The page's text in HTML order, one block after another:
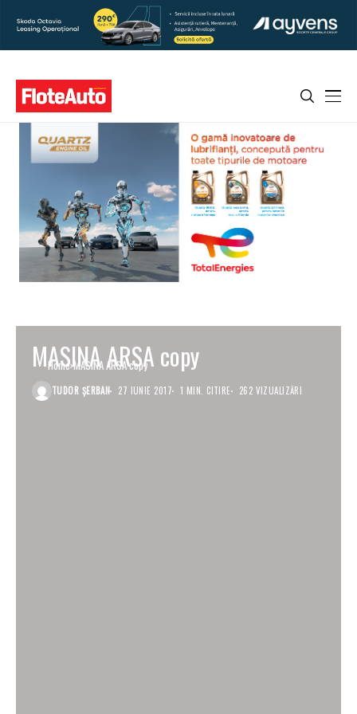
Home MASINA ARSA copy
MASINA ARSA copy
TUDOR ȘERBAN 27 IUNIE 2017 1 MIN. CITIRE 262 VIZUALIZĂRI